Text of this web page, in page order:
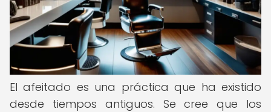
El afeitado es una práctica que ha existido
desde tiempos antiguos. Se cree que los